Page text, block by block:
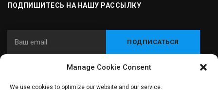
Manage Cookie Consent
We use cookies to optimize our website and our service.
ПОДПИШИТЕСЬ НА НАШУ РАССЫЛКУ
© 2024 Carnitec - Интегратор оборудования и технологий для